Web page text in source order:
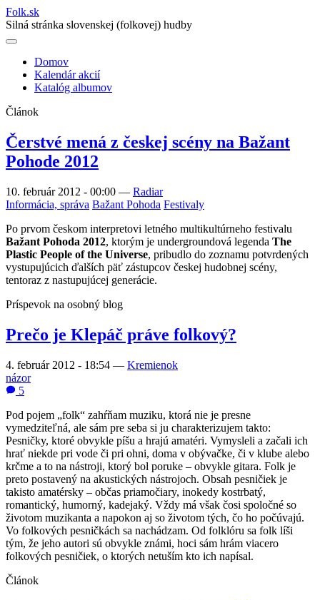
Folk.sk
Silná stránka slovenskej (folkovej) hudby
Main
navigation
Domov
Kalendár akcií
Katalóg albumov
Článok
Čerstvé mená z českej scény na Bažant
Pohode 2012
10. február 2012 - 00:00 — Radiar
Informácia, správa Bažant Pohoda Festivaly
Po prvom českom interpretovi letného multikultúrneho festivalu
Bažant Pohoda 2012, ktorým je undergroundová legenda The
Plastic People of the Universe, pribudlo do zoznamu potvrdených
vystupujúcich ďalších päť zástupcov českej hudobnej scény,
tentoraz z nastupujúcej generácie.
Príspevok na osobný blog
Prečo je Klepáč práve folkový?
4. február 2012 - 18:54 — Kremienok
názor
5
Pod pojem „folk“ zahŕňam muziku, ktorá nie je presne
vymedziteľná, ale sám pre seba si ju charakterizujem takto:
Pesničky, ktoré obvykle píšu a hrajú amatéri. Vymysleli a začali ich
hrať niekde pri vode či pri ohni, doma v obývačke, či v klube alebo
krčme a to na nástroji, ktorý bol poruke – obvykle gitara. Folk je
preto postavený na akustických nástrojoch. Obsah pesničiek je
takisto amatérsky – občas priamočiary, inokedy kostrbatý,
romantický, humorný, kadejaký. Vždy má však čosi spoločné so
životom muzikanta a napokon aj so životom tých, čo ho počúvajú.
Vo folkových pesničkách sa nachádzam. Od folklóru sa folk líši
tým, že jeho autori sú obvykle známi, hoci sám hrám viacero
folkových pesničiek, o ktorých netuším kto ich napísal.
Článok